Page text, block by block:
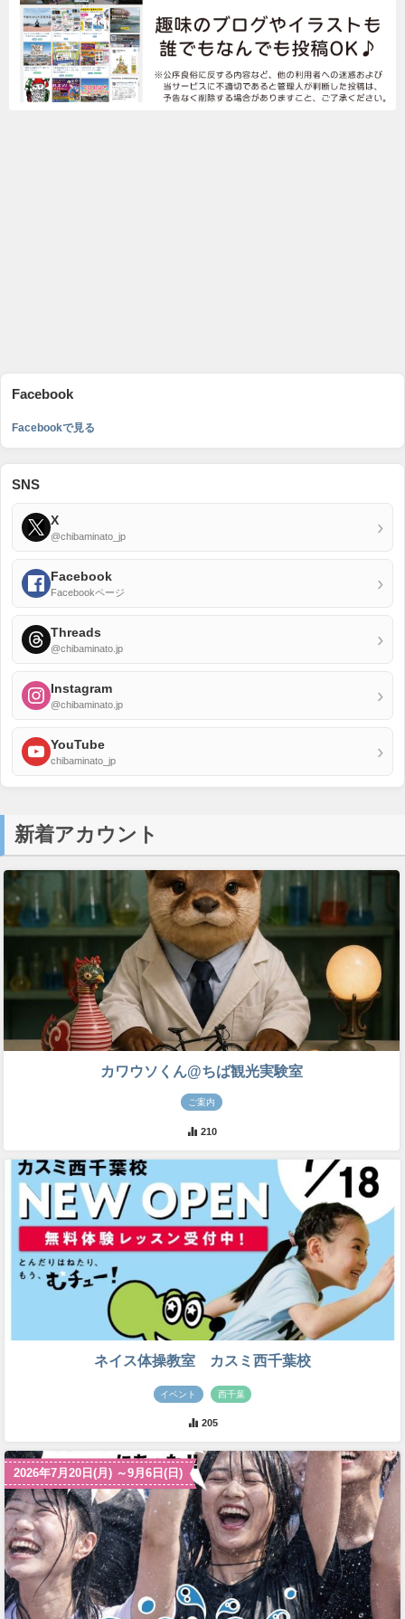
Facebook
Facebookで見る
SNS
X
@chibaminato_jp ›
Facebook
Facebookページ ›
Threads
@chibaminato.jp ›
Instagram
@chibaminato.jp ›
YouTube
chibaminato_jp ›
新着アカウント
カワウソくん@ちば観光実験室
ご案内
210
ネイス体操教室 カスミ西千葉校
イベント 西千葉
205
2026年7月20日(月) ～9月6日(日)